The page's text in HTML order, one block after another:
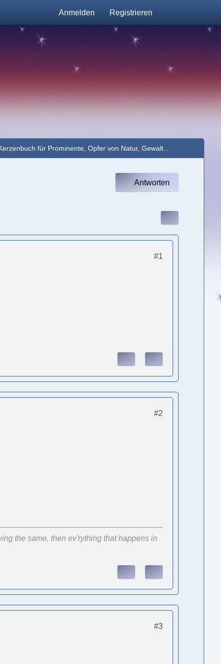
Anmelden Registrieren
für Prominente, Opfer von Natur, Gewalt...
Antworten
#1
#2
the same, then ev'rything that happens in
#3